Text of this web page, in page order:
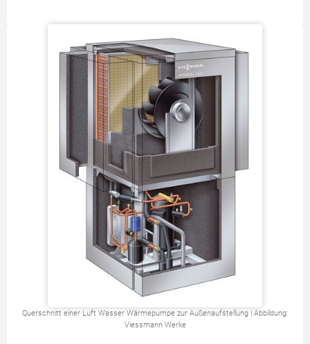
Querschnitt einer Luft Wasser Wärmepumpe zur Außenaufstellung | Abbildung:
Viessmann Werke